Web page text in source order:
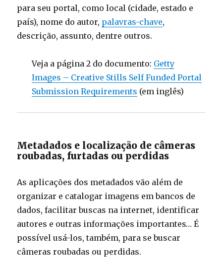
para seu portal, como local (cidade, estado e
país), nome do autor, palavras-chave,
descrição, assunto, dentre outros.
Veja a página 2 do documento: Getty
Images – Creative Stills Self Funded Portal
Submission Requirements (em inglês)
Metadados e localização de câmeras
roubadas, furtadas ou perdidas
As aplicações dos metadados vão além de
organizar e catalogar imagens em bancos de
dados, facilitar buscas na internet, identificar
autores e outras informações importantes… É
possível usá-los, também, para se buscar
câmeras roubadas ou perdidas.